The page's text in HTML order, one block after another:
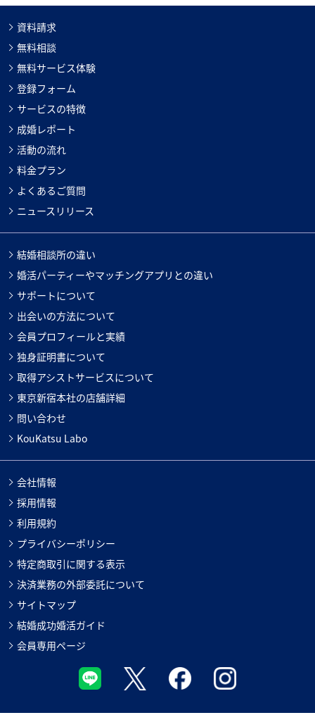
資料請求
無料相談
無料サービス体験
登録フォーム
サービスの特徴
成婚レポート
活動の流れ
料金プラン
よくあるご質問
ニュースリリース
結婚相談所の違い
婚活パーティーやマッチングアプリとの違い
サポートについて
出会いの方法について
会員プロフィールと実績
独身証明書について
取得アシストサービスについて
東京新宿本社の店舗詳細
問い合わせ
KouKatsu Labo
会社情報
採用情報
利用規約
プライバシーポリシー
特定商取引に関する表示
決済業務の外部委託について
サイトマップ
結婚成功婚活ガイド
会員専用ページ